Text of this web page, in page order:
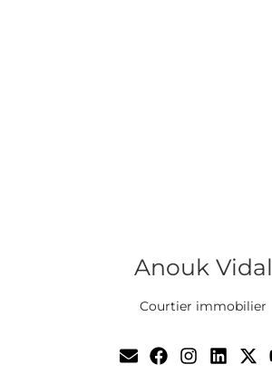
Anouk Vidal
Courtier immobilier